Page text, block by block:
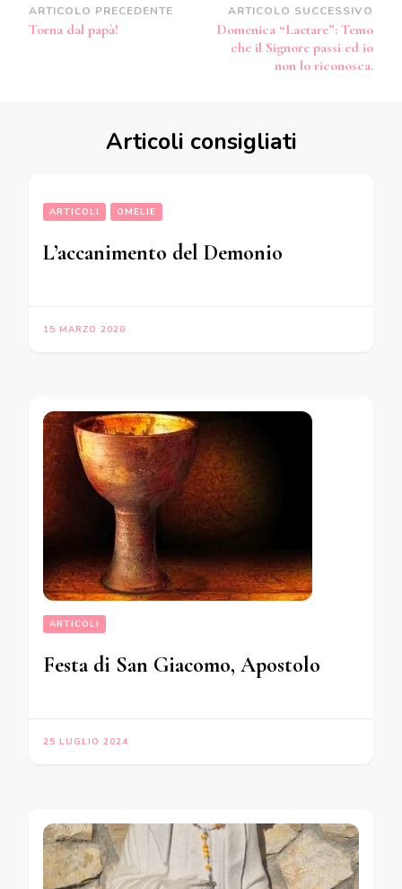
Navigazione
articoli
ARTICOLO PRECEDENTE
Torna dal papà!
ARTICOLO SUCCESSIVO
Domenica “Laetare”: Temo
che il Signore passi ed io
non lo riconosca.
Articoli consigliati
ARTICOLI OMELIE
L’accanimento del Demonio
15 MARZO 2020
ARTICOLI
Festa di San Giacomo, Apostolo
25 LUGLIO 2024